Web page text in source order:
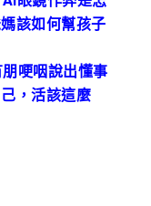
該如何幫孩子
朋哽咽說出懂事
，活該這麼